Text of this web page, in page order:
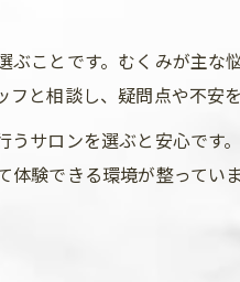
イス
方
ッキリ
ツとは
ことです。むくみが主な
と相談し、疑問点や不安
サロンを選ぶと安心です
験できる環境が整っていま